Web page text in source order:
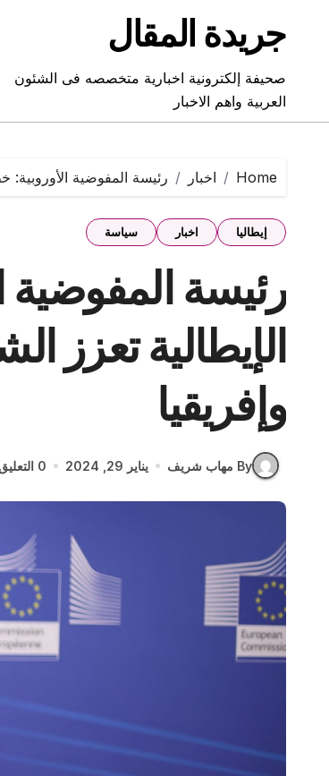
contentجريدة المقال
صحيفة إلكترونية اخبارية متخصصه فى الشئون
العربية واهم الاخبار
Home اخبار رئيسة المفوضية الأوروبية:
إيطاليا اخبار سياسة
رئيسة المفوضية
الإيطالية تعزز
وإفريقيا
By مهاب شريف يناير 29, 2024 0 التعليق